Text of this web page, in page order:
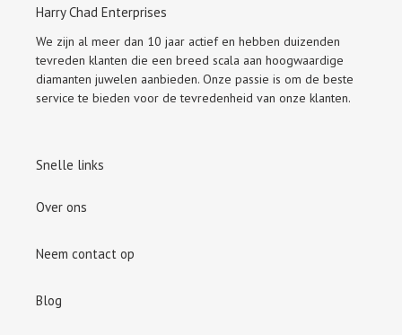
Harry Chad Enterprises
We zijn al meer dan 10 jaar actief en hebben duizenden
tevreden klanten die een breed scala aan hoogwaardige
diamanten juwelen aanbieden. Onze passie is om de beste
service te bieden voor de tevredenheid van onze klanten.
Snelle links
Over ons
Neem contact op
Blog